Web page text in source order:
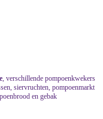
, verschillende pompoenkwekers
siervruchten, pompoenmarkt
en gebak